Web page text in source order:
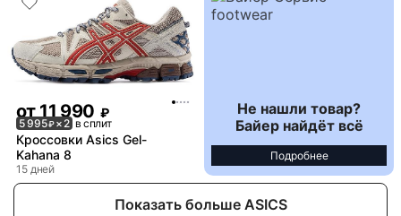
от11 990 ₽
5 995₽× 2 в сплит
Кроссовки Asics Gel-
Kahana 8
15 дней
Не нашли товар?
Байер найдёт всё
Подробнее
Показать больше ASICS